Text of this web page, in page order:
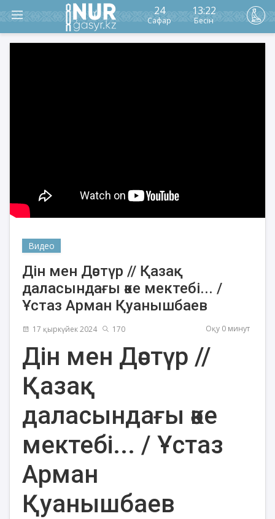
24
Сафар
13:22
Бесін
Видео
Дін мен Дәстүр // Қазақ
даласындағы әке мектебі... /
Ұстаз Арман Қуанышбаев
17 қыркүйек 2024 170 Оқу 0 минут
Дін мен Дәстүр //
Қазақ
даласындағы әке
мектебі... / Ұстаз
Арман
Қуанышбаев